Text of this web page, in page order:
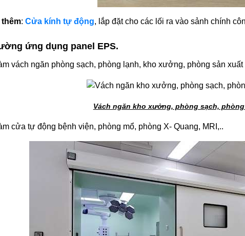
thêm: Cửa kính tự động, lắp đặt cho các lối ra vào sảnh chính
ứng dụng panel EPS.
vách ngăn phòng sạch, phòng lạnh, kho xưởng, phòng sản
Vách ngăn kho xưởng, phòng sạch,
cửa tự động bệnh viện, phòng mổ, phòng X- Quang, MRI,..